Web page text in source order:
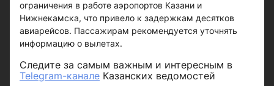
ограничения в работе аэропортов Казани и
Нижнекамска, что привело к задержкам десятков
авиарейсов. Пассажирам рекомендуется уточнять
информацию о вылетах.
Следите за самым важным и интересным в
Telegram-канале Казанских ведомостей